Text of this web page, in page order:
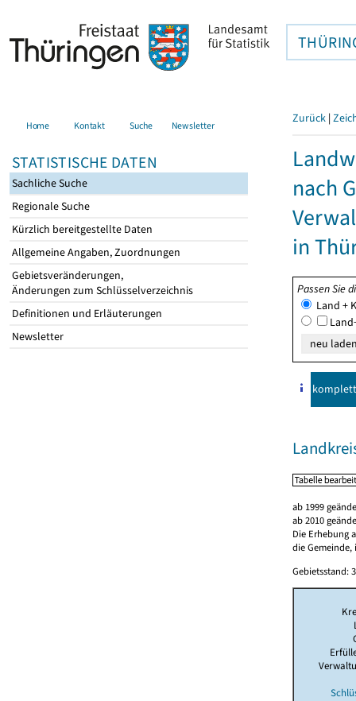
Home Kontakt Suche Newsletter
STATISTISCHE DATEN
Sachliche Suche
Regionale Suche
Kürzlich bereitgestellte Daten
Allgemeine Angaben, Zuordnungen
Gebietsveränderungen,
Änderungen zum Schlüsselverzeichnis
Definitionen und Erläuterungen
Newsletter
Zurück |
nach
in
Passen Sie
Land +
komplett
ab 1999
ab 2010
Die Erhebung
die
Gebietsstand: